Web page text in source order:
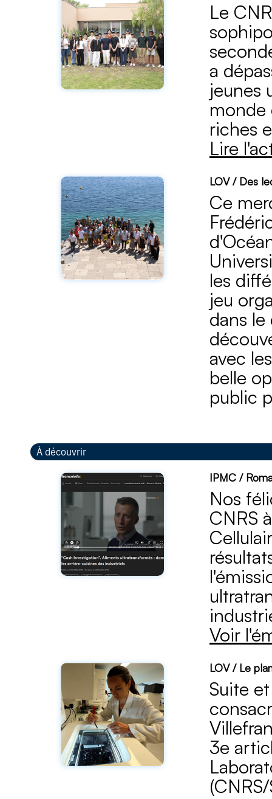
Le
a
jeunes
monde
riches
Lire
LOV / Des
Ce
les
jeu
dans
avec
belle
public
À découvrir
IPMC /
Nos
CNRS
Voir
LOV / Le
Suite
3e